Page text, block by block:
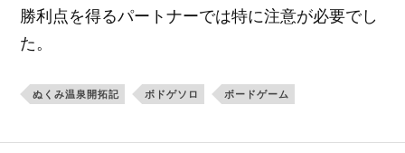
勝利点を得るパートナーでは特に注意が必要でし
た。
ぬくみ温泉開拓記 ボドゲソロ ボードゲーム